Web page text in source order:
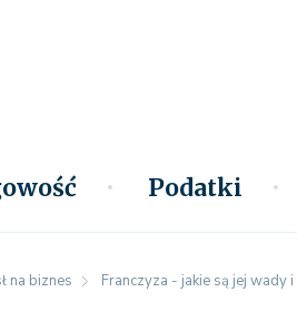
Podatki
na biznes Franczyza - jakie są jej wady